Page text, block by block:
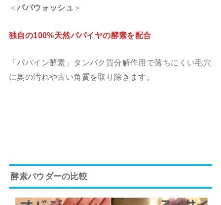
＜パパウォッシュ ＞
独自の100%天然パパイヤの酵素を配合
「パパイン酵素」タンパク質分解作用で落ちにくい毛穴
に奥の汚れや古い角質を取り除きます。
酵素パウダーの比較